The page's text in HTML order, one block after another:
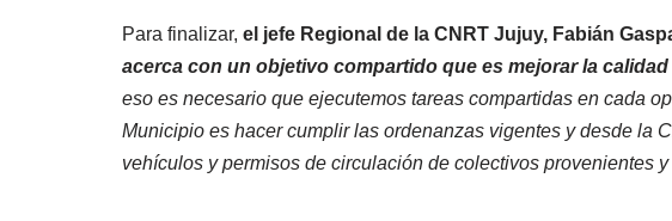
Para finalizar, el jefe Regional de la CNRT Jujuy, Fabián
acerca con un objetivo compartido que es mejorar la
eso es necesario que ejecutemos tareas compartidas en cada
Municipio es hacer cumplir las ordenanzas vigentes y desde la
vehículos y permisos de circulación de colectivos provenientes